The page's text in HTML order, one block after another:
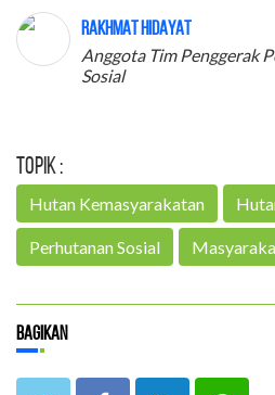
Rakhmat Hidayat
Anggota Tim Penggerak
Sosial
Topik :
Hutan Kemasyarakatan
Perhutanan Sosial
Bagikan